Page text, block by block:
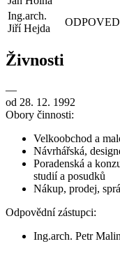
Ing.arch.
Jiří Hejda
Živnosti
—
od 28. 12. 1992
Obory činnosti:
Velkoobchod a
Návrhářská,
Poradenská a
studií a posudků
Nákup, prodej,
Odpovědní zástupci:
Ing.arch. Petr